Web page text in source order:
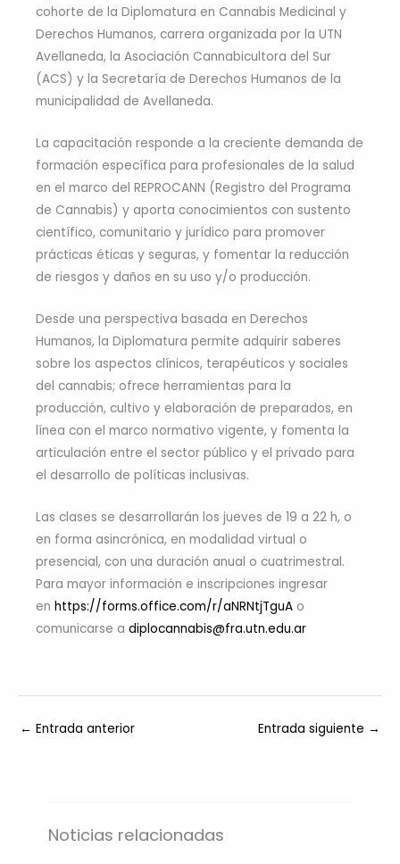
cohorte de la Diplomatura en Cannabis Medicinal y
Derechos Humanos, carrera organizada por la UTN
Avellaneda, la Asociación Cannabicultora del Sur
(ACS) y la Secretaría de Derechos Humanos de la
municipalidad de Avellaneda.
La capacitación responde a la creciente demanda de
formación específica para profesionales de la salud
en el marco del REPROCANN (Registro del Programa
de Cannabis) y aporta conocimientos con sustento
científico, comunitario y jurídico para promover
prácticas éticas y seguras, y fomentar la reducción
de riesgos y daños en su uso y/o producción.
Desde una perspectiva basada en Derechos
Humanos, la Diplomatura permite adquirir saberes
sobre los aspectos clínicos, terapéuticos y sociales
del cannabis; ofrece herramientas para la
producción, cultivo y elaboración de preparados, en
línea con el marco normativo vigente, y fomenta la
articulación entre el sector público y el privado para
el desarrollo de políticas inclusivas.
Las clases se desarrollarán los jueves de 19 a 22 h, o
en forma asincrónica, en modalidad virtual o
presencial, con una duración anual o cuatrimestral.
Para mayor información e inscripciones ingresar
en https://forms.office.com/r/aNRNtjTguA o
comunicarse a diplocannabis@fra.utn.edu.ar
← Entrada anterior Entrada siguiente →
Noticias relacionadas